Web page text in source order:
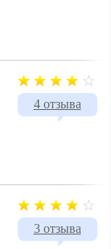
4 отзыва
3 отзыва